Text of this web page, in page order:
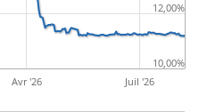
Avr '26 Juil '26
10,00%
12,00%